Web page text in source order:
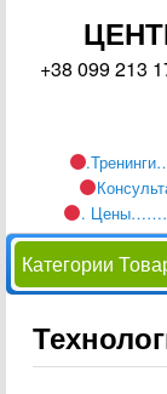
+38 099 213
.
Категории